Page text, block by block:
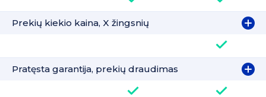
Prekių kiekio kaina, X žingsnių
Pratęsta garantija, prekių draudimas